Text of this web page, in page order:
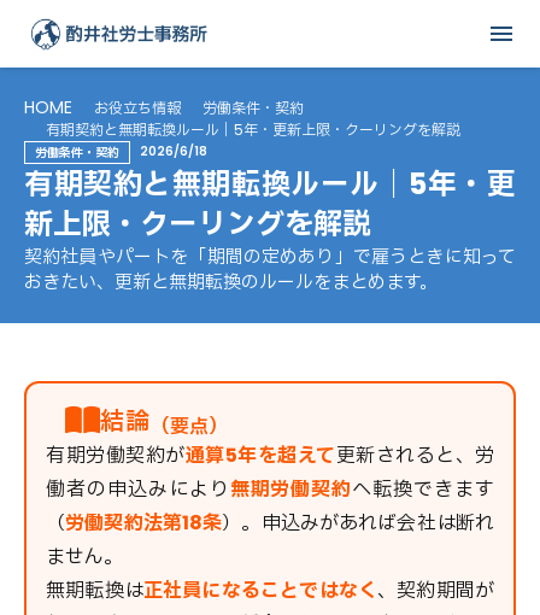
menu
HOME お役立ち情報
労働条件・契約
有期契約と無期転換ルール｜5年・更新上限・クーリングを解説
労働条件・契約 2026/6/18
有期契約と無期転換ルール｜5年・更
新上限・クーリングを解説
契約社員やパートを「期間の定めあり」で雇うときに知って
おきたい、更新と無期転換のルールをまとめます。
結論 （要点）
有期労働契約が通算5年を超えて更新されると、労
働者の申込みにより 無期労働契約へ転換できます
（労働契約法第18条）。申込みがあれば会社は断れ
ません。
無期転換は正社員になることではなく、契約期間が